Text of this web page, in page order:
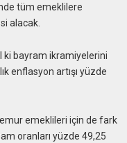
tüm emeklilere
alacak.
ki bayram ikramiyelerini
enflasyon artışı yüzde
emeklileri için de fark
oranları yüzde 49,25